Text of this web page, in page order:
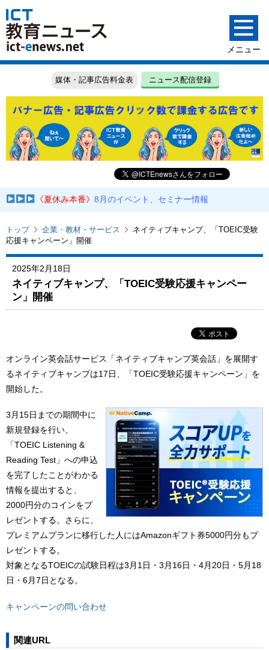
媒体・記事広告料金表 ニュース配信登録
《夏休み本番》8月のイベント、セミナー情報
トップ 企業・教材・サービス
ネイティブキャンプ、「TOEIC受験
応援キャンペーン」開催
2025年2月18日
ネイティブキャンプ、「TOEIC受験応援キャンペー
ン」開催
オンライン英会話サービス「ネイティブキャンプ英会話」を展開す
るネイティブキャンプは17日、「TOEIC受験応援キャンペーン」を
開始した。
3月15日までの期間中に
新規登録を行い、
「TOEIC Listening &
Reading Test」への申込
を完了したことがわかる
情報を提出すると、
2000円分のコインをプ
レゼントする。さらに、
プレミアムプランに移行した人にはAmazonギフト券5000円分もプ
レゼントする。
対象となるTOEICの試験日程は3月1日・3月16日・4月20日・5月18
日・6月7日となる。
キャンペーンの問い合わせ
関連URL